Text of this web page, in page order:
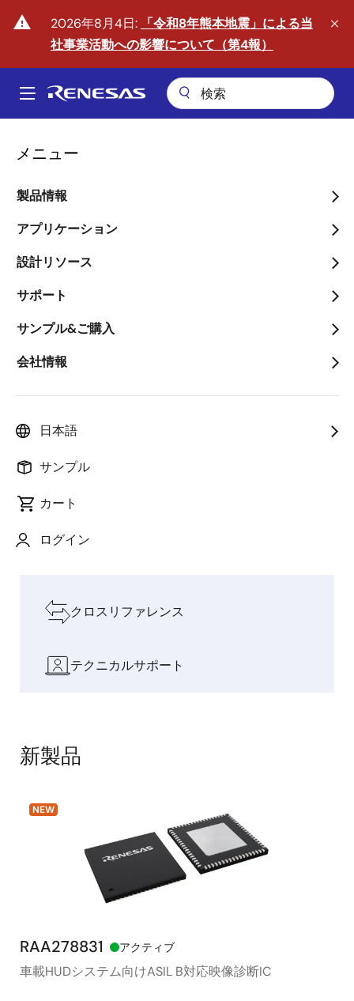
コ
ン
warning 2026年8月4日:
「令和8年熊本地震」による当
社事業活動への影響について（第4報）
Main
メニュー
製品情報
アプリケーション
設計リソース
サポート
サンプル&ご購入
会社情報
日本語
サンプル
カート
ログイン
フィジカルAIの時代へ
詳しくはこちら
人と社会を支
ションで成長 の時代 のAI搭載IHクッキング
AIと現実
なぐ架け
pause
ソフトウェアとツール
クロスリファレンス
テクニカルサポート
新製品
NEW
RAA278831 アクティブ
車載HUDシステム向けASIL B対応映像診断IC